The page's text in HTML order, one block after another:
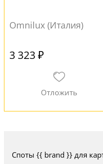
Omnilux (Италия)
3 323 ₽
Споты {{ brand }} для